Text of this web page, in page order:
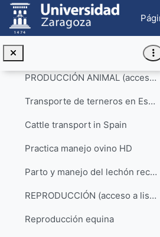
Salta al contenido principal
Bioseguridad en las granjas porcinas
PRODUCCIÓN ANIMAL (acceso a la lista de reproducción)
Transporte de terneros en España
Cattle transport in Spain
Practica manejo ovino HD
Parto y manejo del lechón recién nacido
REPRODUCCIÓN (acceso a lista de reproducción)
Reproducción equina